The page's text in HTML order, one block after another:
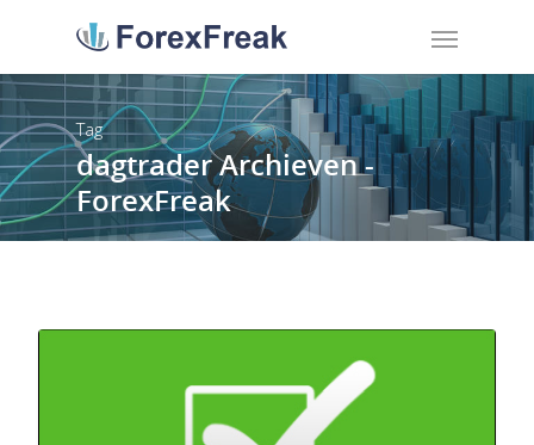
Tag
dagtrader Archieven -
ForexFreak